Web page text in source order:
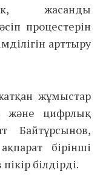
жасанды
процестерін
арттыру
жұмыстар
және цифрлық
Байтұрсынов,
бірінші
білдірді.